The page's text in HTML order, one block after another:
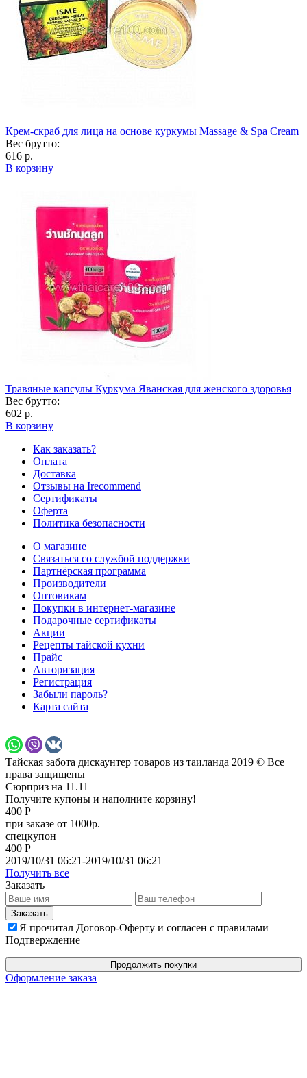
Крем-скраб для лица на основе куркумы Massage & Spa Cream
Вес брутто:
616 р.
В корзину
Травяные капсулы Куркума Яванская для женского здоровья
Вес брутто:
602 р.
В корзину
Как заказать?
Оплата
Доставка
Отзывы на Irecommend
Сертификаты
Оферта
Политика безопасности
О магазине
Связаться со службой поддержки
Партнёрская программа
Производители
Оптовикам
Покупки в интернет-магазине
Подарочные сертификаты
Акции
Рецепты тайской кухни
Прайс
Авторизация
Регистрация
Забыли пароль?
Карта сайта
Тайская забота дискаунтер товаров из таиланда 2019 © Все
права защищены
Сюрприз на 11.11
Получите купоны и наполните корзину!
400 Р
при заказе от 1000р.
спецкупон
400 Р
2019/10/31 06:21-2019/10/31 06:21
Получить все
Заказать
Я прочитал Договор-Оферту и согласен с правилами
Подтверждение
Продолжить покупки
Оформление заказа